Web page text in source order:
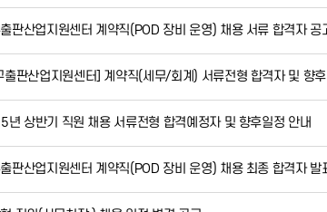
판산업지원센터 계약직(POD 장비 운영) 채용 서류 합격자 공
출판산업지원센터] 계약직(세무/회계) 서류전형 합격자 및 향
년 상반기 직원 채용 서류전형 합격예정자 및 향후일정 안내
판산업지원센터 계약직(POD 장비 운영) 채용 최종 합격자 발